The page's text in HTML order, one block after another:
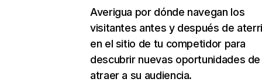
Averigua por dónde navegan los
visitantes antes y después de
en el sitio de tu competidor para
descubrir nuevas oportunidades de
atraer a su audiencia.